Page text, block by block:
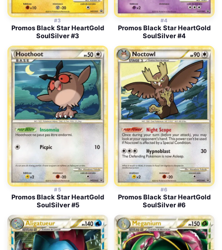
#3
Promos Black Star HeartGold
SoulSilver #3
#4
Promos Black Star HeartGold
SoulSilver #4
#5
Promos Black Star HeartGold
SoulSilver #5
#6
Promos Black Star HeartGold
SoulSilver #6